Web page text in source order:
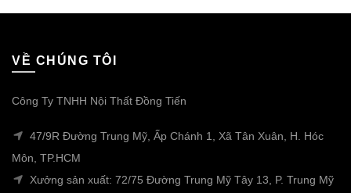
VỀ CHÚNG TÔI
Công Ty TNHH Nội Thất Đồng Tiến
47/9R Đường Trung Mỹ, Ấp Chánh 1, Xã Tân Xuân, H. Hóc
Môn, TP.HCM
Xưởng sản xuất: 72/75 Đường Trung Mỹ Tây 13, P. Trung Mỹ